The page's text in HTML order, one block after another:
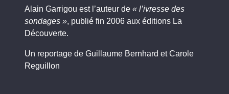
Alain Garrigou est l’auteur de « l’ivresse des
sondages », publié fin 2006 aux éditions La
Découverte.
Un reportage de Guillaume Bernhard et Carole
Reguillon